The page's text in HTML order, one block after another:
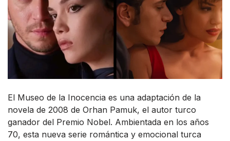
El Museo de la Inocencia es una adaptación de la
novela de 2008 de Orhan Pamuk, el autor turco
ganador del Premio Nobel. Ambientada en los años
70, esta nueva serie romántica y emocional turca